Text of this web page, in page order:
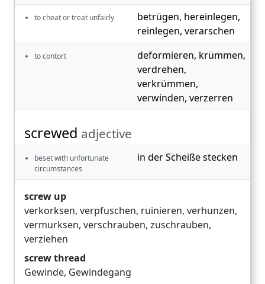
to cheat or treat unfairly betrügen, hereinlegen,
reinlegen, verarschen
to contort deformieren, krümmen,
verdrehen,
verkrümmen,
verwinden, verzerren
screwed adjective
beset with unfortunate
circumstances
in der Scheiße stecken
screw up
verkorksen, verpfuschen, ruinieren, verhunzen,
vermurksen, verschrauben, zuschrauben,
verziehen
screw thread
Gewinde, Gewindegang